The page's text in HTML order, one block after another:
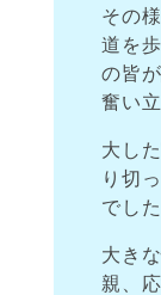
その
道を
の皆
奮い
大し
り切
でした
大き
親、